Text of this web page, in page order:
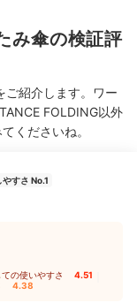
み傘の検証評
ご紹介します。ワー
FOLDING以外
くださいね。
すさ No.1
の使いやすさ 4.51
4.38